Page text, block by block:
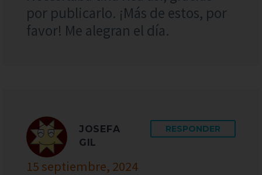
por publicarlo. ¡Más de estos, por
favor! Me alegran el día.
JOSEFA
GIL
15 septiembre, 2024
RESPONDER